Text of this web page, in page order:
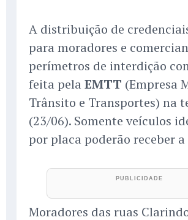
A distribuição de
para moradores e
perímetros de interdição
feita pela EMTT (Empresa
Trânsito e Transportes) na
(23/06). Somente veículos
por placa poderão receber
Moradores das ruas